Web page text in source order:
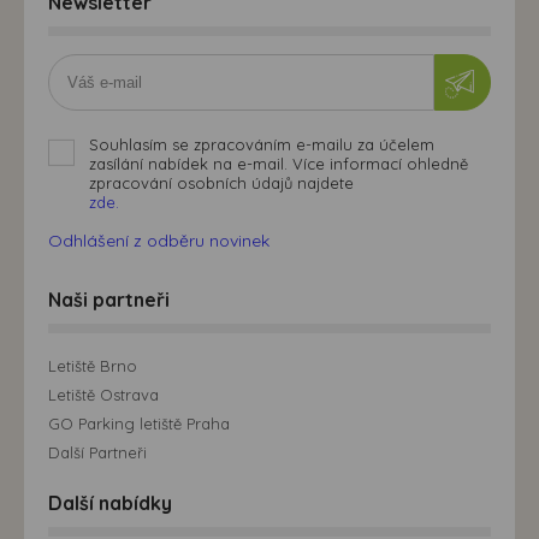
Souhlasím se zpracováním e-mailu za účelem
zasílání nabídek na e-mail. Více informací ohledně
zpracování osobních údajů najdete
zde.
Odhlášení z odběru novinek
Naši partneři
Letiště Brno
Letiště Ostrava
GO Parking letiště Praha
Další Partneři
Další nabídky